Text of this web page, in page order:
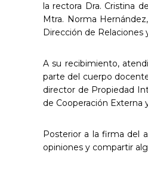
la rectora Dra. Cristina
Mtra. Norma
Dirección de Relaciones
A su recibimiento,
parte del cuerpo
director de Propiedad
de Cooperación Externa
Posterior a la firma del
opiniones y compartir